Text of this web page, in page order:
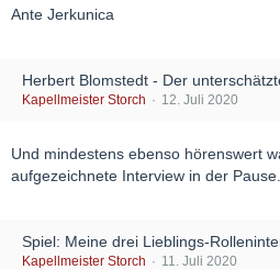
Ante Jerkunica
Herbert Blomstedt - Der
Kapellmeister Storch 12. Juli 2020
Und mindestens ebenso hörenswert
aufgezeichnete Interview in der Pause.
Spiel: Meine drei Lieblings-
Kapellmeister Storch 11. Juli 2020